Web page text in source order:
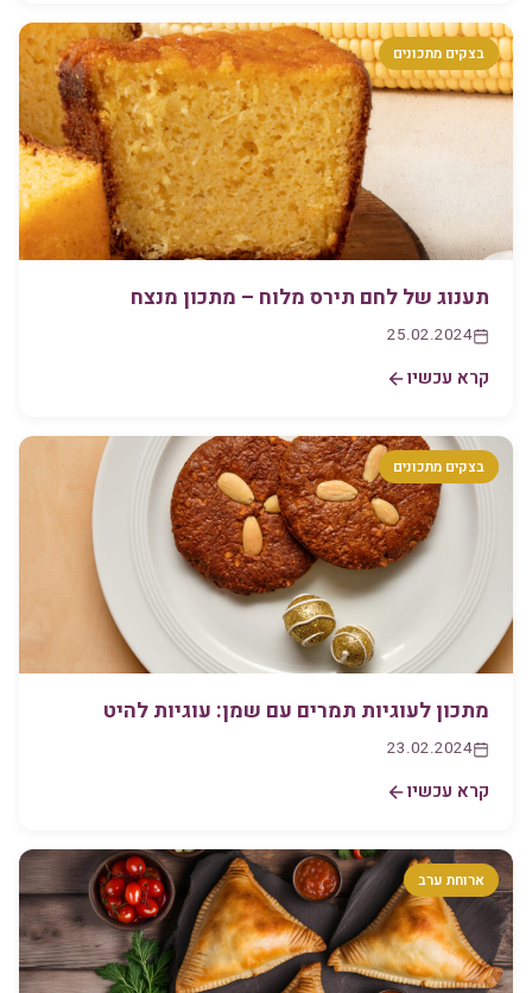
בצקים מתכונים
תענוג של לחם תירס מלוח – מתכון מנצח
25.02.2024
קרא עכשיו
בצקים מתכונים
מתכון לעוגיות תמרים עם שמן: עוגיות להיט
23.02.2024
קרא עכשיו
ארוחת ערב